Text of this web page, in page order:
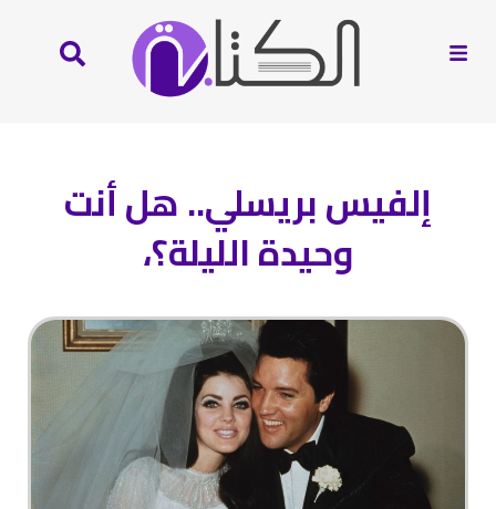
إلفيس بريسلي.. هل أنت
وحيدة الليلة؟،